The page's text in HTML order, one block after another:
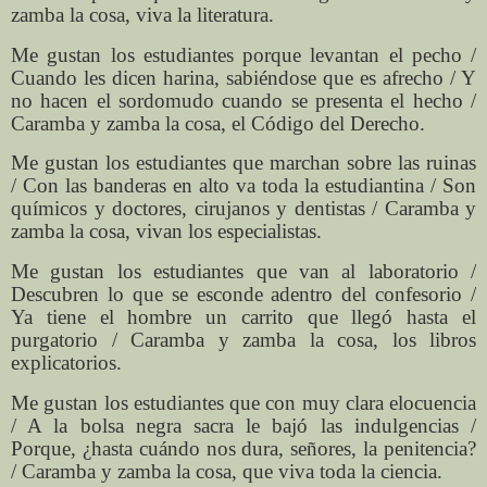
zamba la cosa, viva la literatura.
Me gustan los estudiantes porque levantan el pecho /
Cuando les dicen harina, sabiéndose que es afrecho / Y
no hacen el sordomudo cuando se presenta el hecho /
Caramba y zamba la cosa, el Código del Derecho.
Me gustan los estudiantes que marchan sobre las ruinas
/ Con las banderas en alto va toda la estudiantina / Son
químicos y doctores, cirujanos y dentistas / Caramba y
zamba la cosa, vivan los especialistas.
Me gustan los estudiantes que van al laboratorio /
Descubren lo que se esconde adentro del confesorio /
Ya tiene el hombre un carrito que llegó hasta el
purgatorio / Caramba y zamba la cosa, los libros
explicatorios.
Me gustan los estudiantes que con muy clara elocuencia
/ A la bolsa negra sacra le bajó las indulgencias /
Porque, ¿hasta cuándo nos dura, señores, la penitencia?
/ Caramba y zamba la cosa, que viva toda la ciencia.